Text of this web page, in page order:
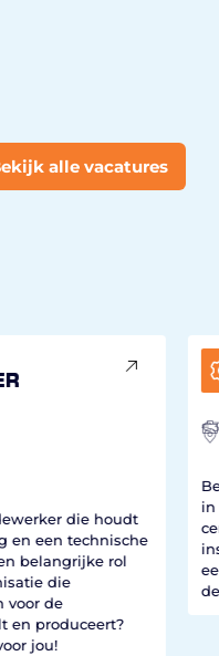
alle vacatures
die houdt
een technische
belangrijke rol
die
de
produceert?
jou!
in